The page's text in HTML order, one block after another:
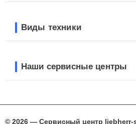
Виды техники
Наши сервисные центры
© 2026 — Сервисный центр liebherr-